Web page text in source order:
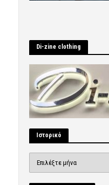
Di-zine clothing
Ιστορικό